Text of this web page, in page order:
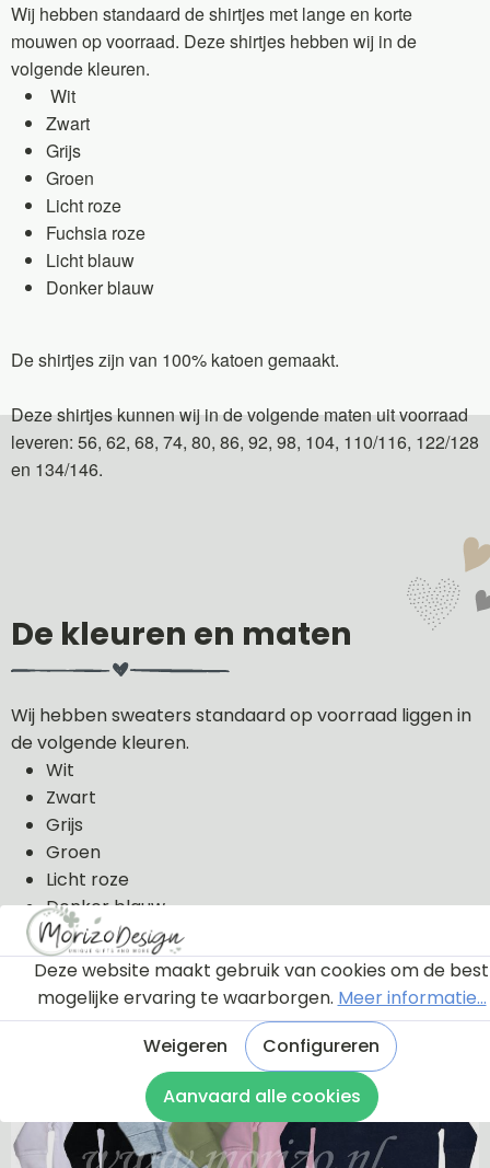
Wij hebben standaard de shirtjes met lange en korte
mouwen op voorraad. Deze shirtjes hebben wij in de
volgende kleuren.
Wit
Zwart
Grijs
Groen
Licht roze
Fuchsia roze
Licht blauw
Donker blauw
De shirtjes zijn van 100% katoen gemaakt.
Deze shirtjes kunnen wij in de volgende maten uit voorraad
leveren: 56, 62, 68, 74, 80, 86, 92, 98, 104, 110/116, 122/128
en 134/146.
De kleuren en maten
Wij hebben sweaters standaard op voorraad liggen in
de volgende kleuren.
Wit
Zwart
Grijs
Groen
Licht roze
Donker blauw
De sweaters kunnen wij in de volgende maten uit
voorraad leveren: 56, 62, 68, 74, 80, 86, 92, 98 en 104.
De sweaters zijn van 100% katoen gemaakt.
Deze website maakt gebruik van cookies om de best
mogelijke ervaring te waarborgen. Meer informatie...
Weigeren
Configureren
Aanvaard alle cookies